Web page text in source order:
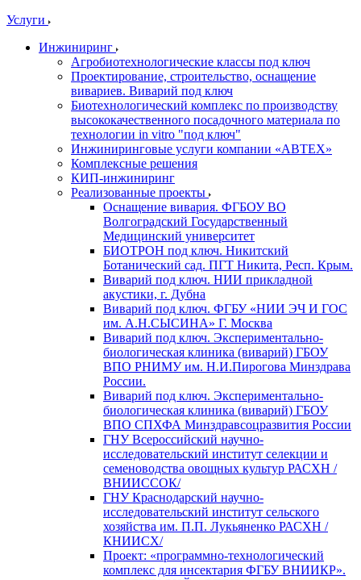
Услуги
Инжиниринг
Агробиотехнологические классы под ключ
Проектирование, строительство, оснащение
вивариев. Виварий под ключ
Биотехнологический комплекс по производству
высококачественного посадочного материала по
технологии in vitro "под ключ"
Инжиниринговые услуги компании «АВТЕХ»
Комплексные решения
КИП-инжиниринг
Реализованные проекты
Оснащение вивария. ФГБОУ ВО
Волгоградский Государственный
Медицинский университет
БИОТРОН под ключ. Никитский
Ботанический сад. ПГТ Никита, Респ. Крым.
Виварий под ключ. НИИ прикладной
акустики, г. Дубна
Виварий под ключ. ФГБУ «НИИ ЭЧ И ГОС
им. А.Н.СЫСИНА» Г. Москва
Виварий под ключ. Экспериментально-
биологическая клиника (виварий) ГБОУ
ВПО РНИМУ им. Н.И.Пирогова Минздрава
России.
Виварий под ключ. Экспериментально-
биологическая клиника (виварий) ГБОУ
ВПО СПХФА Минздравсоцразвития России
ГНУ Всероссийский научно-
исследовательский институт селекции и
семеноводства овощных культур РАСХН /
ВНИИССОК/
ГНУ Краснодарский научно-
исследовательский институт сельского
хозяйства им. П.П. Лукьяненко РАСХН /
КНИИСХ/
Проект: «программно-технологический
комплекс для инсектария ФГБУ ВНИИКР».